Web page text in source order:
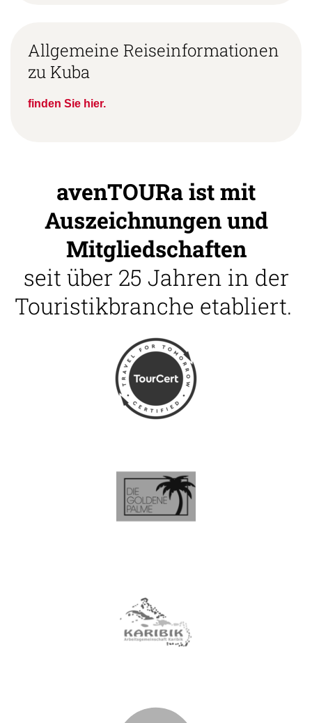
Allgemeine Reiseinformationen
zu Kuba
finden Sie hier.
avenTOURa ist mit
Auszeichnungen und
Mitgliedschaften
seit über 25 Jahren in der
Touristikbranche etabliert.